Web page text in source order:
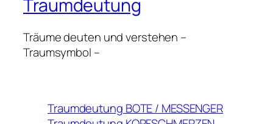
Traumdeutung
Träume deuten und verstehen –
Traumsymbol –
Traumdeutung BOTE / MESSENGER